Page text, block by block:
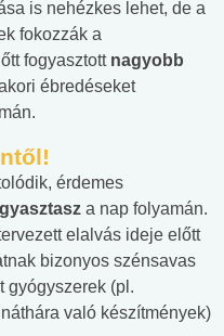
is nehézkes lehet, de a
fokozzák a
fogyasztott nagyobb
ébredéseket
érdemes
a nap folyamán.
elalvás ideje előtt
bizonyos szénsavas
gyógyszerek (pl.
való készítmények)